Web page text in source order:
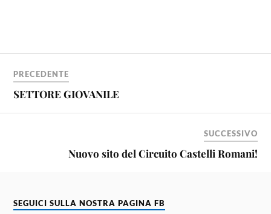
PRECEDENTE
SETTORE GIOVANILE
SUCCESSIVO
Nuovo sito del Circuito Castelli Romani!
SEGUICI SULLA NOSTRA PAGINA FB